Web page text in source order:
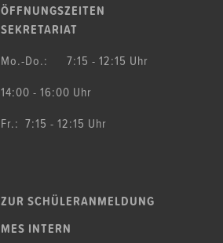
ÖFFNUNGSZEITEN
SEKRETARIAT
Mo.-Do.: 7:15 - 12:15 Uhr
14:00 - 16:00 Uhr
Fr.: 7:15 - 12:15 Uhr
ZUR SCHÜLERANMELDUNG
MES INTERN